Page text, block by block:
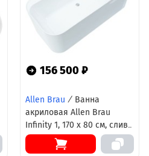
156 500 ₽
Allen Brau / Ванна
акриловая Allen Brau
Infinity 1, 170 х 80 см, слив-
перелив в комплекте,
белая матовая, 2.21001.21